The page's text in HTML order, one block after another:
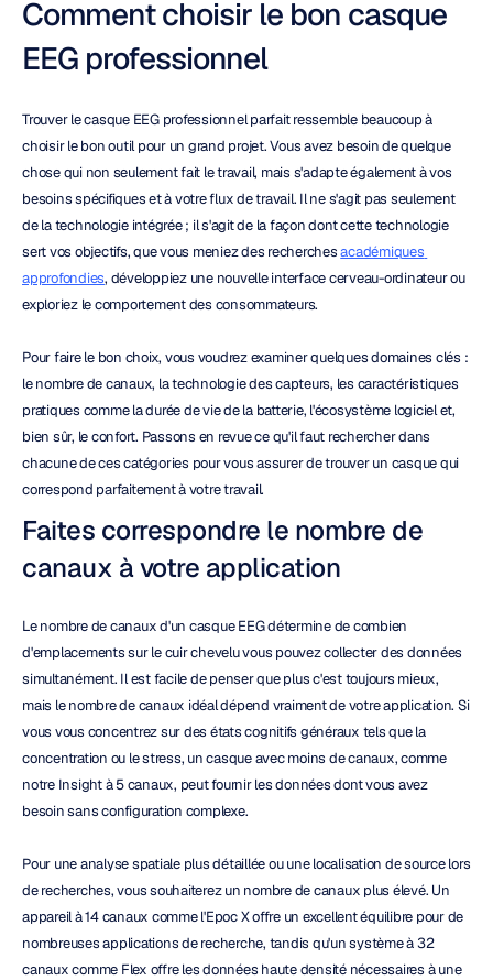
Comment choisir le bon casque
EEG professionnel
Trouver le casque EEG professionnel parfait ressemble beaucoup à
choisir le bon outil pour un grand projet. Vous avez besoin de quelque
chose qui non seulement fait le travail, mais s'adapte également à vos
besoins spécifiques et à votre flux de travail. Il ne s'agit pas seulement
de la technologie intégrée ; il s'agit de la façon dont cette technologie
sert vos objectifs, que vous meniez des recherches académiques
approfondies, développiez une nouvelle interface cerveau-ordinateur ou
exploriez le comportement des consommateurs.
Pour faire le bon choix, vous voudrez examiner quelques domaines clés :
le nombre de canaux, la technologie des capteurs, les caractéristiques
pratiques comme la durée de vie de la batterie, l'écosystème logiciel et,
bien sûr, le confort. Passons en revue ce qu'il faut rechercher dans
chacune de ces catégories pour vous assurer de trouver un casque qui
correspond parfaitement à votre travail.
Faites correspondre le nombre de
canaux à votre application
Le nombre de canaux d'un casque EEG détermine de combien
d'emplacements sur le cuir chevelu vous pouvez collecter des données
simultanément. Il est facile de penser que plus c'est toujours mieux,
mais le nombre de canaux idéal dépend vraiment de votre application. Si
vous vous concentrez sur des états cognitifs généraux tels que la
concentration ou le stress, un casque avec moins de canaux, comme
notre Insight à 5 canaux, peut fournir les données dont vous avez
besoin sans configuration complexe.
Pour une analyse spatiale plus détaillée ou une localisation de source lors
de recherches, vous souhaiterez un nombre de canaux plus élevé. Un
appareil à 14 canaux comme l'Epoc X offre un excellent équilibre pour de
nombreuses applications de recherche, tandis qu'un système à 32
canaux comme Flex offre les données haute densité nécessaires à une